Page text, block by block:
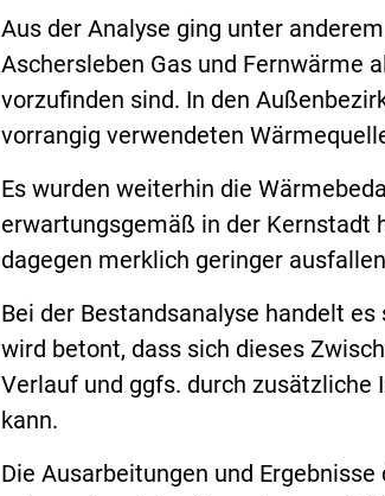
Aus der Analyse ging unter
Aschersleben Gas und Fernwärme
vorzufinden sind. In den
vorrangig verwendeten
Es wurden weiterhin die
erwartungsgemäß in der Kernstadt
dagegen merklich geringer
Bei der Bestandsanalyse handelt
wird betont, dass sich dieses
Verlauf und ggfs. durch
kann.
Die Ausarbeitungen und